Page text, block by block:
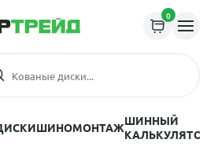
0
ШИНОМОНТАЖШИННЫЙ
КАЛЬКУЛЯТОР